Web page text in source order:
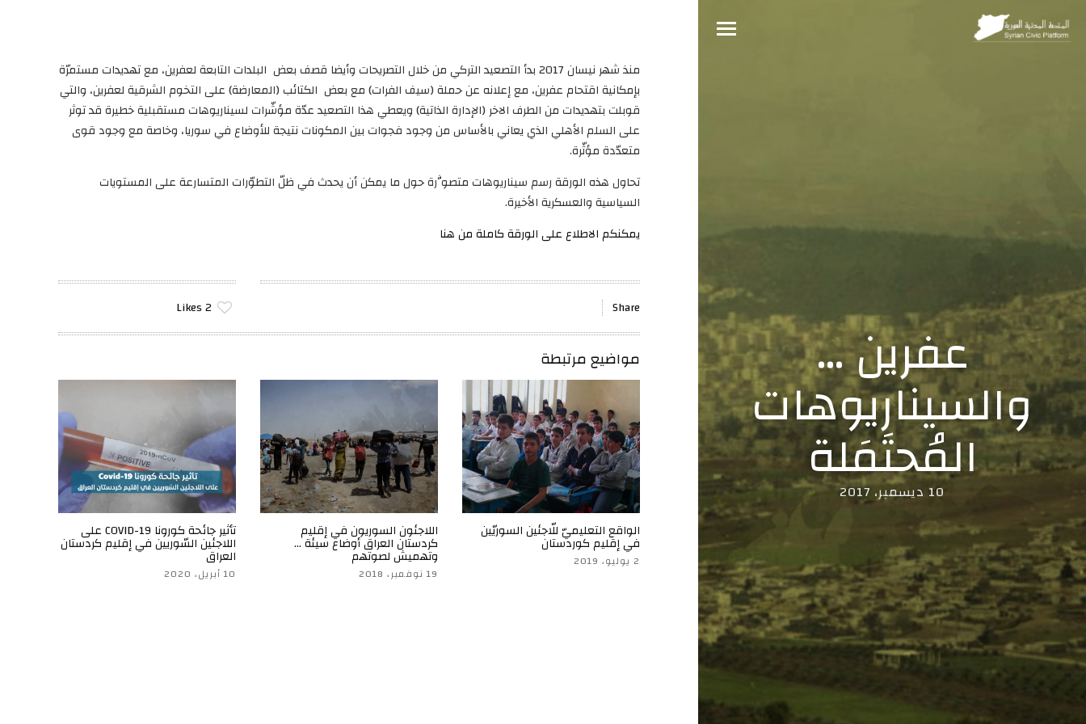
عفرين …
والسيناريوهات
المُحتَمَلة
10 ديسمبر، 2017
منذ شهر نيسان 2017 بدأ التصعيد التركي من خلال التصريحات وأيضا قصف بعض البلدات التابعة لعفرين، مع تهديدات مستمرّة
بإمكانية اقتحام عفرين، مع إعلانه عن حملة (سيف الفرات) مع بعض الكتائب (المعارضة) على التخوم الشرقية لعفرين، والتي
قوبلت بتهديدات من الطرف الاخر (الإدارة الذاتية) ويعطي هذا التصعيد عدّة مؤشّرات لسيناريوهات مستقبلية خطيرة قد توثر
على السلم الأهلي الذي يعاني بالأساس من وجود فجوات بين المكونات نتيجة للأوضاع في سوريا، وخاصة مع وجود قوى
متعدّدة مؤثّرة.
تحاول هذه الورقة رسم سيناريوهات متصوَّرة حول ما يمكن أن يحدث في ظلّ التطوّرات المتسارعة على المستويات
السياسية والعسكرية الأخيرة.
يمكنكم الاطلاع على الورقة كاملة من هنا
Share
2
مواضيع مرتبطة
الواقع التعليميّ للّاجئين السوريّين
في إقليم كوردستان
2 يوليو، 2019
اللاجئون السوريون في إقليم
كردستان العراق أوضاع سيئة …
وتهميش لصوتهم
19 نوفمبر، 2018
تأثير جائحة كورونا COVID-19 على
اللاجئين السّوريين في إقليم كردستان
العراق
10 أبريل، 2020